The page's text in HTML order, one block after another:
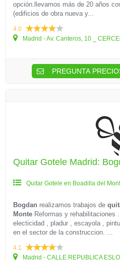
opción.llevamos más de 20 años
(edificios de obra nueva y...
4.0
Madrid - Av. Canteros, 10 _
PREGUNTA
Quitar Gotele Madrid:
Quitar Gotele en Boadilla del
Bogdan realizamos trabajos de
Monte Reformas y rehabilitaciones
electicidad , pladur , escayola ,
en el sector de la construccion. ...
4.1
Madrid - CALLE REPUBLICA